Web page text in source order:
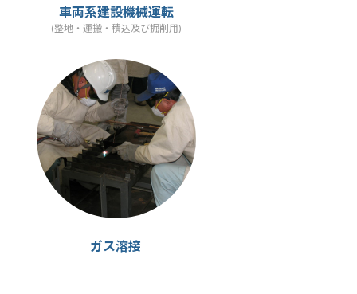
車両系建設機械運転
(整地・運搬・積込及び掘削用)
ガス溶接